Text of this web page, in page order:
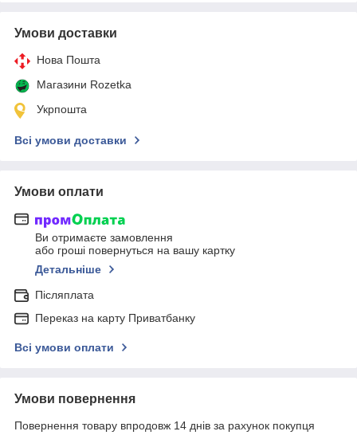
Умови доставки
Нова Пошта
Магазини Rozetka
Укрпошта
Всі умови доставки
Умови оплати
Ви отримаєте замовлення
або гроші повернуться на вашу картку
Детальніше
Післяплата
Переказ на карту Приватбанку
Всі умови оплати
Умови повернення
Повернення товару впродовж 14 днів за рахунок покупця